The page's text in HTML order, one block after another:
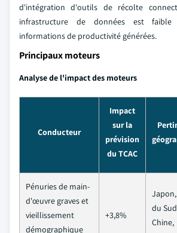
d'intégration d'outils de récolte
infrastructure de données est
informations de productivité générées.
Principaux moteurs
Analyse de l'impact des moteurs
Conducteur
Impact
sur la
prévision
du TCAC
Pénuries de main-
d'œuvre graves et
vieillissement
démographique
+3,8%
du
Chine,